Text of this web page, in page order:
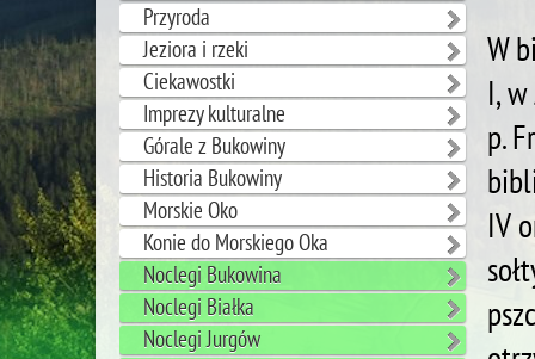
Przyroda
Jeziora i rzeki
Ciekawostki
Imprezy kulturalne
Górale z Bukowiny
Historia Bukowiny
Morskie Oko
Konie do Morskiego Oka
Noclegi Bukowina
Noclegi Białka
Noclegi Jurgów
W
I,
p.
IV